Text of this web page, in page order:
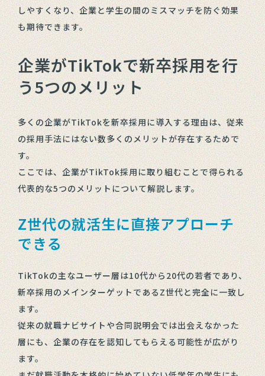
しやすくなり、企業と学生の間のミスマッチを防ぐ効果
も期待できます。
企業がTikTokで新卒採用を行
う5つのメリット
多くの企業がTikTokを新卒採用に導入する理由は、従来
の採用手法にはない数多くのメリットが存在するためで
す。
ここでは、企業がTikTok採用に取り組むことで得られる
代表的な5つのメリットについて解説します。
Z世代の就活生に直接アプローチ
できる
TikTokの主なユーザー層は10代から20代の若者であり、
新卒採用のメインターゲットであるZ世代と完全に一致し
ます。
従来の就職ナビサイトや合同説明会では出会えなかった
層にも、企業の存在を認知してもらえる可能性が広がり
ます。